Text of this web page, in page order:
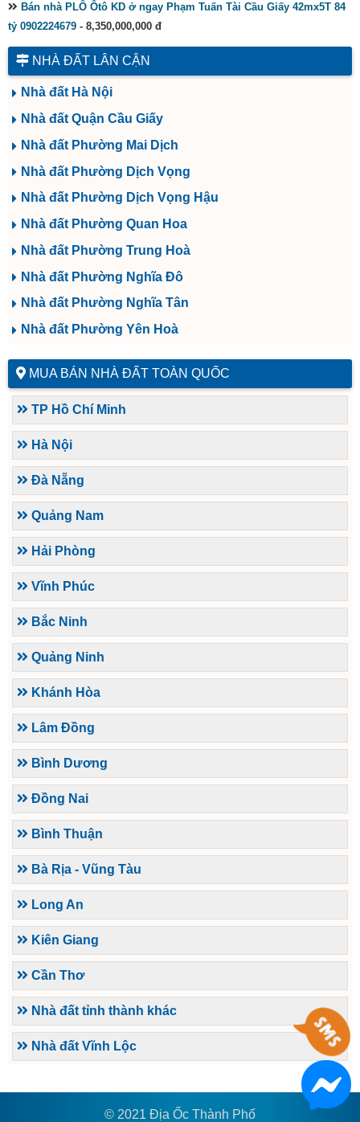
Bán nhà PLÔ Ôtô KD ở ngay Phạm Tuấn Tài Cầu Giấy 42mx5T 84
tỷ 0902224679 - 8,350,000,000 đ
NHÀ ĐẤT LÂN CẬN
Nhà đất Hà Nội
Nhà đất Quận Cầu Giấy
Nhà đất Phường Mai Dịch
Nhà đất Phường Dịch Vọng
Nhà đất Phường Dịch Vọng Hậu
Nhà đất Phường Quan Hoa
Nhà đất Phường Trung Hoà
Nhà đất Phường Nghĩa Đô
Nhà đất Phường Nghĩa Tân
Nhà đất Phường Yên Hoà
MUA BÁN NHÀ ĐẤT TOÀN QUỐC
TP Hồ Chí Minh
Hà Nội
Đà Nẵng
Quảng Nam
Hải Phòng
Vĩnh Phúc
Bắc Ninh
Quảng Ninh
Khánh Hòa
Lâm Đồng
Bình Dương
Đồng Nai
Bình Thuận
Bà Rịa - Vũng Tàu
Long An
Kiên Giang
Cần Thơ
Nhà đất tỉnh thành khác
Nhà đất Vĩnh Lộc
© 2021 Địa Ốc Thành Phố